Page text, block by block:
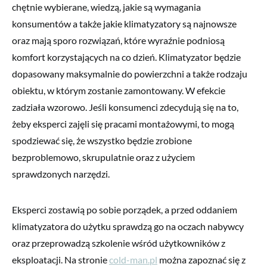
chętnie wybierane, wiedzą, jakie są wymagania
konsumentów a także jakie klimatyzatory są najnowsze
oraz mają sporo rozwiązań, które wyraźnie podniosą
komfort korzystających na co dzień. Klimatyzator będzie
dopasowany maksymalnie do powierzchni a także rodzaju
obiektu, w którym zostanie zamontowany. W efekcie
zadziała wzorowo. Jeśli konsumenci zdecydują się na to,
żeby eksperci zajęli się pracami montażowymi, to mogą
spodziewać się, że wszystko będzie zrobione
bezproblemowo, skrupulatnie oraz z użyciem
sprawdzonych narzędzi.
Eksperci zostawią po sobie porządek, a przed oddaniem
klimatyzatora do użytku sprawdzą go na oczach nabywcy
oraz przeprowadzą szkolenie wśród użytkowników z
eksploatacji. Na stroniecold-man.pl można zapoznać się z